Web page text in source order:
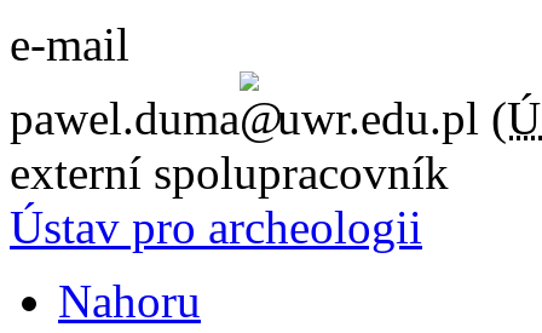
e-mail
pawel.duma
uwr.edu.pl (
externí spolupracovník
Ústav pro archeologii
Nahoru